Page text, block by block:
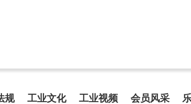
规 工业文化 工业视频 会员风采